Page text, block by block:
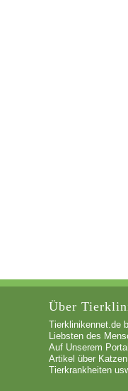
Über
Tierklinikennet.de
Liebsten des
Auf Unserem
Artikel über
Tierkrankheiten